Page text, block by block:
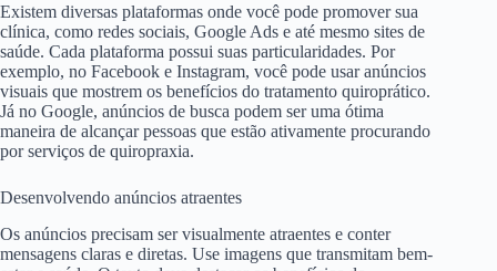
Existem diversas plataformas onde você pode promover sua
clínica, como redes sociais, Google Ads e até mesmo sites de
saúde. Cada plataforma possui suas particularidades. Por
exemplo, no Facebook e Instagram, você pode usar anúncios
visuais que mostrem os benefícios do tratamento quiroprático.
Já no Google, anúncios de busca podem ser uma ótima
maneira de alcançar pessoas que estão ativamente procurando
por serviços de quiropraxia.
Desenvolvendo anúncios atraentes
Os anúncios precisam ser visualmente atraentes e conter
mensagens claras e diretas. Use imagens que transmitam bem-